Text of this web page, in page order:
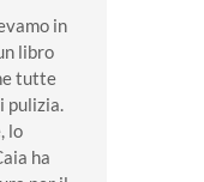
in
libro
tutte
pulizia.
lo
ha